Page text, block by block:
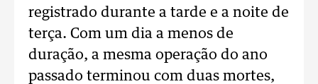
registrado durante a tarde e a noite de
terça. Com um dia a menos de
duração, a mesma operação do ano
passado terminou com duas mortes,